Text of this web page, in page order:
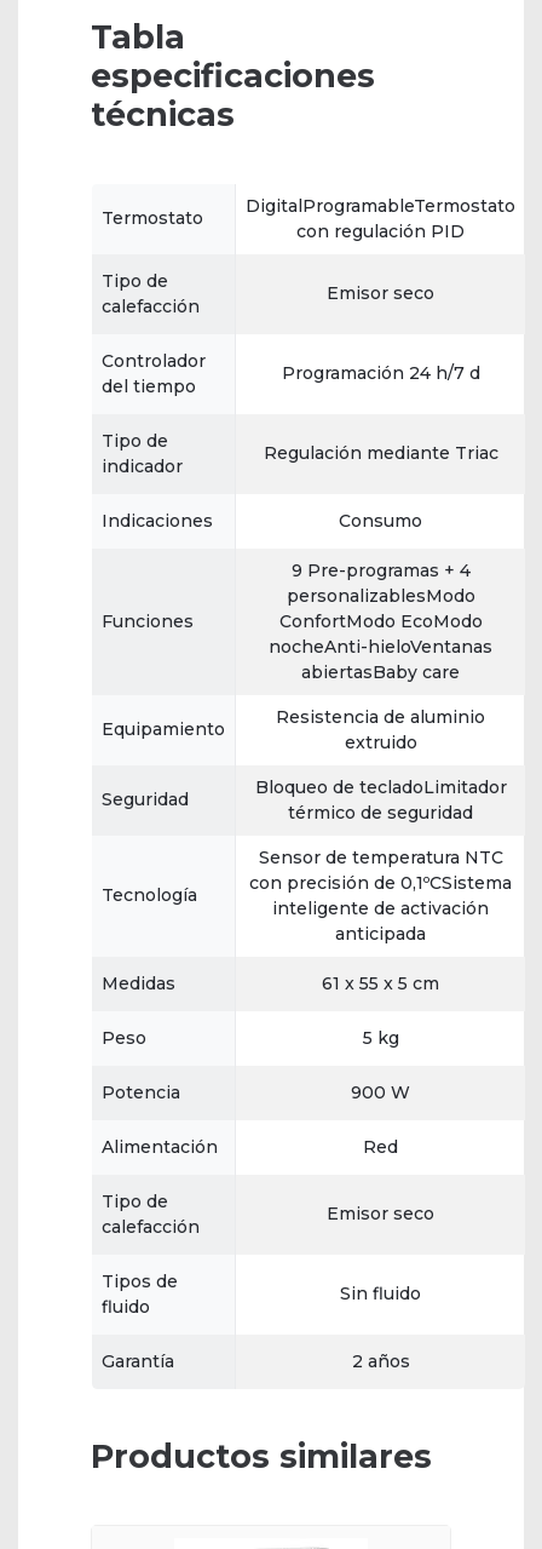
Tabla
especificaciones
técnicas
Termostato
DigitalProgramableTermostato
con regulación PID
Tipo de
calefacción
Emisor seco
Controlador
del tiempo
Programación 24 h/7 d
Tipo de
indicador
Regulación mediante Triac
Indicaciones Consumo
Funciones
9 Pre-programas + 4
personalizablesModo
ConfortModo EcoModo
nocheAnti-hieloVentanas
abiertasBaby care
Equipamiento
Resistencia de aluminio
extruido
Seguridad
Bloqueo de tecladoLimitador
térmico de seguridad
Tecnología
Sensor de temperatura NTC
con precisión de 0,1ºCSistema
inteligente de activación
anticipada
Medidas 61 x 55 x 5 cm
Peso 5 kg
Potencia 900 W
Alimentación Red
Tipo de
calefacción
Emisor seco
Tipos de
fluido
Sin fluido
Garantía 2 años
Productos similares